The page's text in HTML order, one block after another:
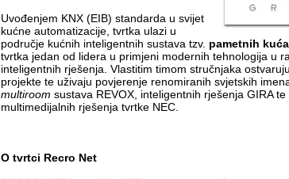
Uvođenjem KNX (EIB) standarda u svijet
kućne automatizacije, tvrtka ulazi u
područje kućnih inteligentnih sustava tzv. pametnih
tvrtka jedan od lidera u primjeni modernih tehnologija u
inteligentnih rješenja. Vlastitim timom stručnjaka
projekte te uživaju povjerenje renomiranih svjetskih
multiroom sustava REVOX, inteligentnih rješenja GIRA
multimedijalnih rješenja tvrtke NEC.
O tvrtci Recro Net